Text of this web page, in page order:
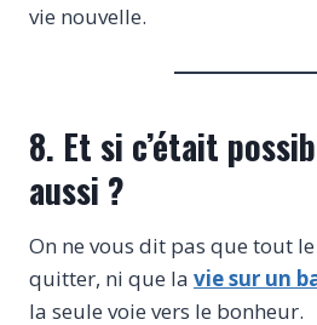
vie nouvelle.
8. Et si c’était
aussi ?
On ne vous dit pas que tout
quitter, ni que la vie sur un
la seule voie vers le bonheur.